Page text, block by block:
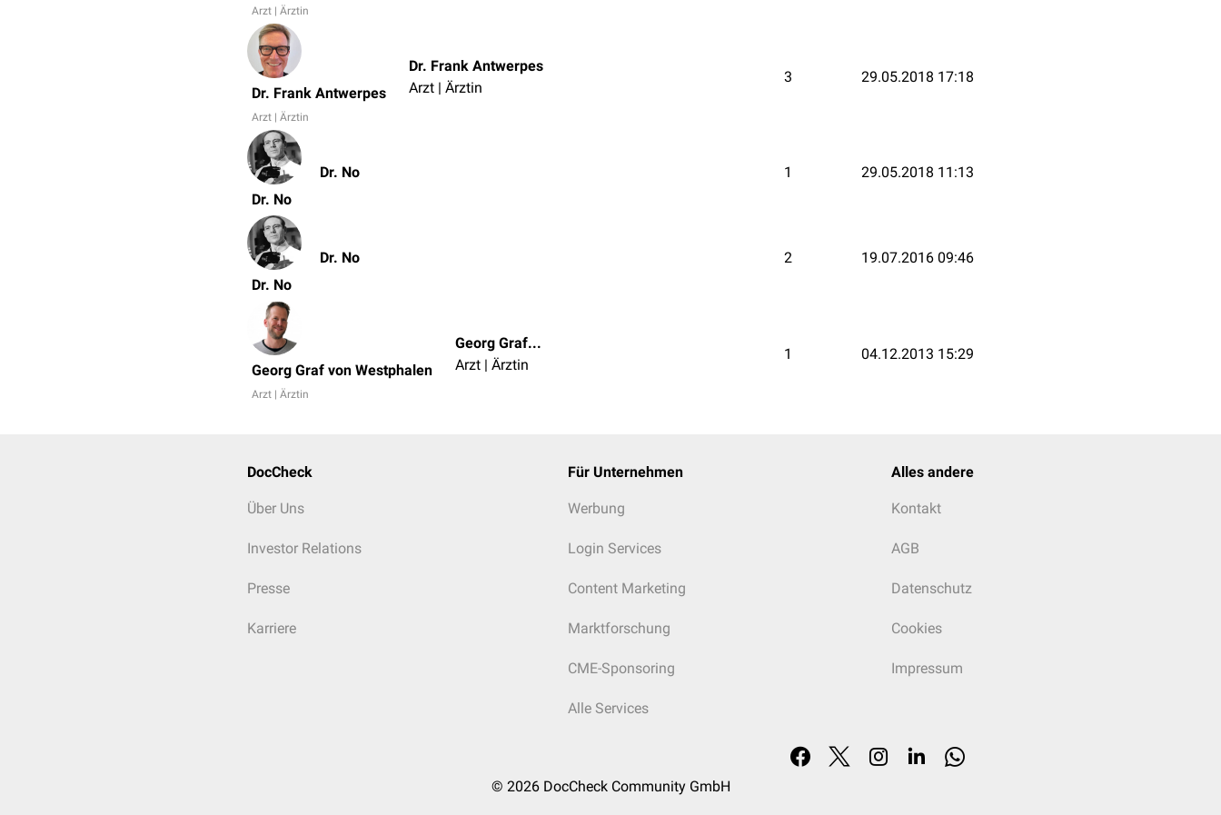
Arzt | Ärztin
Dr. Frank Antwerpes
Arzt | Ärztin
Dr. Frank Antwerpes
Arzt | Ärztin
3 29.05.2018 17:18
Dr. No
Dr. No 1 29.05.2018 11:13
Dr. No
Dr. No 2 19.07.2016 09:46
Georg Graf von Westphalen
Arzt | Ärztin
Georg Graf von Westphalen
Arzt | Ärztin
1 04.12.2013 15:29
DocCheck
Über Uns
Investor Relations
Presse
Karriere
Für Unternehmen
Werbung
Login Services
Content Marketing
Marktforschung
CME-Sponsoring
Alle Services
Alles andere
Kontakt
AGB
Datenschutz
Cookies
Impressum
© 2026 DocCheck Community GmbH